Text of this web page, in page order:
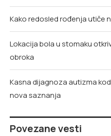
Kako redosled rođenja utiče
Lokacija bola u stomaku
obroka
Kasna dijagnoza autizma
nova saznanja
Povezane vesti